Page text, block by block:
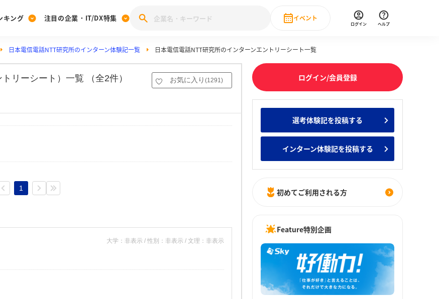
[27卒] 本選考体験記投稿キャンペーン
キング
みんなのDX企業就職ブランド調査
みんなの新卒就職人気企業ランキング みんなのインターン人気企業ランキ
注目の企業・IT/DX特集
28卒 IT・DX現場社員インタビュー
究
イベント
Event
直近のイベント一覧
ログイン ヘルプ
日本電信電話NTT研究所のインターン体験記一覧 日本電信電話NTT研究所のインターンエントリーシート一覧
リーシート）一覧 （全2件） お気に入り (1291)
1
大学：非表示 / 性別：非表示 / 文理：非表示
ログイン/会員登録
選考体験記を投稿する
インターン体験記を投稿する
初めてご利用される方
Feature特別企画